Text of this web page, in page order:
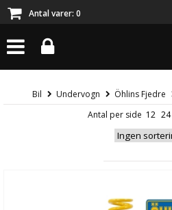
Antal varer: 0
Bil Undervogn Öhlins Fjedre
Antal per side